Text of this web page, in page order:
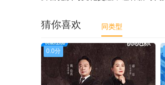
猜你喜欢 同类型
0.0分